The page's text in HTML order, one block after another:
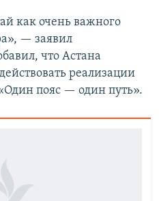
как очень важного
— заявил
что Астана
реализации
пояс — один путь».